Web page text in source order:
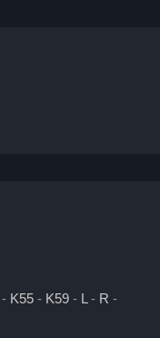
- K55 - K59 - L - R -